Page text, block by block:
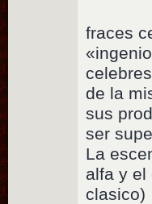
fraces
de la
sus
ser
La
alfa y
clasico)